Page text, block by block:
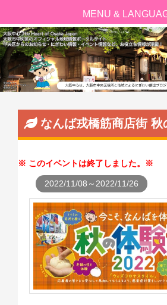
なんば戎橋筋商店街 秋
このイベントは終了しました。
2022/11/08～2022/11/26